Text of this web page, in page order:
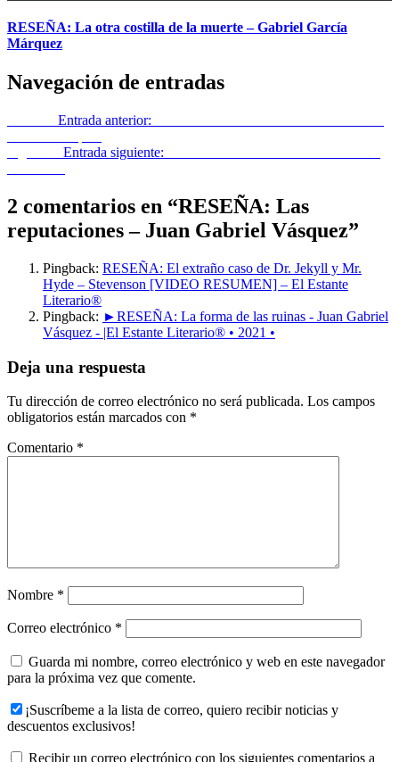
RESEÑA: La otra costilla de la muerte – Gabriel García
Márquez
Navegación de entradas
Entrada anterior:
Entrada siguiente:
2 comentarios en “RESEÑA: Las
reputaciones – Juan Gabriel Vásquez”
Pingback: RESEÑA: El extraño caso de Dr. Jekyll y Mr.
Hyde – Stevenson [VIDEO RESUMEN] – El Estante
Literario®
Pingback: ►RESEÑA: La forma de las ruinas - Juan Gabriel
Vásquez - |El Estante Literario® • 2021 •
Deja una respuesta
Tu dirección de correo electrónico no será publicada. Los campos
obligatorios están marcados con *
Comentario *
Nombre *
Correo electrónico *
Guarda mi nombre, correo electrónico y web en este navegador
para la próxima vez que comente.
¡Suscríbeme a la lista de correo, quiero recibir noticias y
descuentos exclusivos!
Recibir un correo electrónico con los siguientes comentarios a